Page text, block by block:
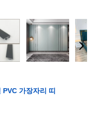
가장자리 띠